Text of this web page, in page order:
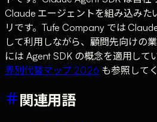
Claude エージェントを組み込みた
リです。Tufe Company では
して利用しながら、顧問先向けの
には Agent SDK の概念を適用して
界別代替マップ 2026 も参照して
関連用語